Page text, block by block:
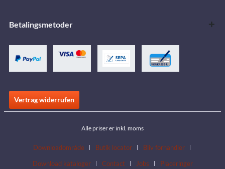
Betalingsmetoder
Vertrag widerrufen
Alle priser er inkl. moms
Downloadområde Butik locator
Bliv forhandler
Download kataloger
Contact Jobs Placeringer